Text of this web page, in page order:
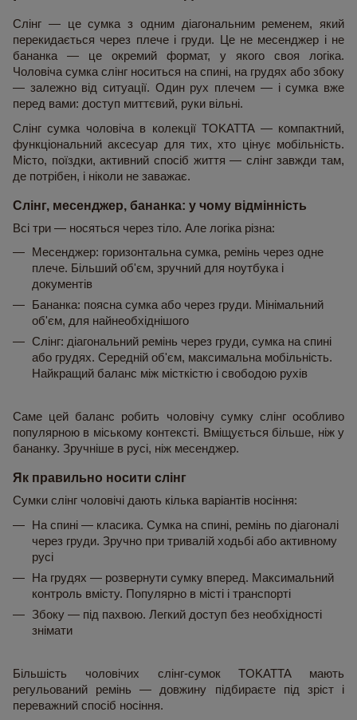
Слінг — це сумка з одним діагональним ременем, який
перекидається через плече і груди. Це не месенджер і не
бананка — це окремий формат, у якого своя логіка.
Чоловіча сумка слінг носиться на спині, на грудях або збоку
— залежно від ситуації. Один рух плечем — і сумка вже
перед вами: доступ миттєвий, руки вільні.
Слінг сумка чоловіча в колекції TOKATTA — компактний,
функціональний аксесуар для тих, хто цінує мобільність.
Місто, поїздки, активний спосіб життя — слінг завжди там,
де потрібен, і ніколи не заважає.
Слінг, месенджер, бананка: у чому відмінність
Всі три — носяться через тіло. Але логіка різна:
Месенджер: горизонтальна сумка, ремінь через одне
плече. Більший об'єм, зручний для ноутбука і
документів
Бананка: поясна сумка або через груди. Мінімальний
об'єм, для найнеобхіднішого
Слінг: діагональний ремінь через груди, сумка на спині
або грудях. Середній об'єм, максимальна мобільність.
Найкращий баланс між місткістю і свободою рухів
Саме цей баланс робить чоловічу сумку слінг особливо
популярною в міському контексті. Вміщується більше, ніж у
бананку. Зручніше в русі, ніж месенджер.
Як правильно носити слінг
Сумки слінг чоловічі дають кілька варіантів носіння:
На спині — класика. Сумка на спині, ремінь по діагоналі
через груди. Зручно при тривалій ходьбі або активному
русі
На грудях — розвернути сумку вперед. Максимальний
контроль вмісту. Популярно в місті і транспорті
Збоку — під пахвою. Легкий доступ без необхідності
знімати
Більшість чоловічих слінг-сумок TOKATTA мають
регульований ремінь — довжину підбираєте під зріст і
переважний спосіб носіння.